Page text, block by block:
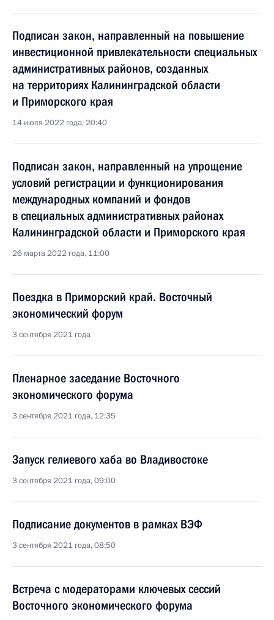
Подписан закон, направленный на повышение
инвестиционной привлекательности специальных
административных районов, созданных
на территориях Калининградской области
и Приморского края
14 июля 2022 года, 20:40
Подписан закон, направленный на упрощение
условий регистрации и функционирования
международных компаний и фондов
в специальных административных районах
Калининградской области и Приморского края
26 марта 2022 года, 11:00
Поездка в Приморский край. Восточный
экономический форум
3 сентября 2021 года
Пленарное заседание Восточного
экономического форума
3 сентября 2021 года, 12:35
Запуск гелиевого хаба во Владивостоке
3 сентября 2021 года, 09:00
Подписание документов в рамках ВЭФ
3 сентября 2021 года, 08:50
Встреча с модераторами ключевых сессий
Восточного экономического форума